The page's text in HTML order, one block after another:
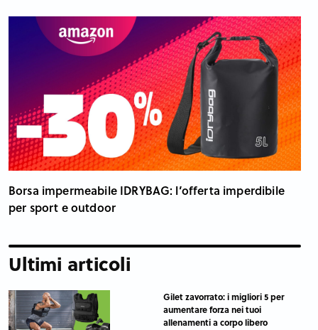
Borsa impermeabile IDRYBAG: l’offerta imperdibile
per sport e outdoor
Ultimi articoli
Gilet zavorrato: i migliori 5 per
aumentare forza nei tuoi
allenamenti a corpo libero